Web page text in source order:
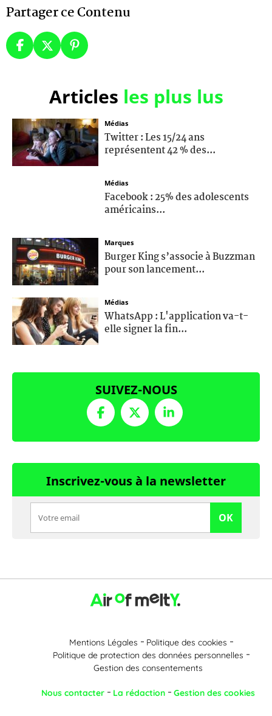
Partager ce Contenu
Articles les plus lus
Médias
Twitter : Les 15/24 ans
représentent 42 % des...
Médias
Facebook : 25% des adolescents
américains...
Marques
Burger King s’associe à Buzzman
pour son lancement...
Médias
WhatsApp : L'application va-t-
elle signer la fin...
SUIVEZ-NOUS
Inscrivez-vous à la newsletter
OK
Mentions Légales
Politique des cookies
Politique de protection des données personnelles
Gestion des consentements
Nous contacter La rédaction Gestion des cookies